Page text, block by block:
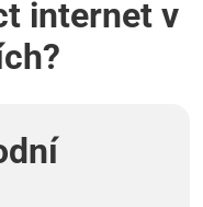
internet v